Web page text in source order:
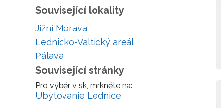
Související lokality
Jižní Morava
Lednicko-Valtický areál
Pálava
Související stránky
Pro výběr v sk, mrkněte na:
Ubytovanie Lednice